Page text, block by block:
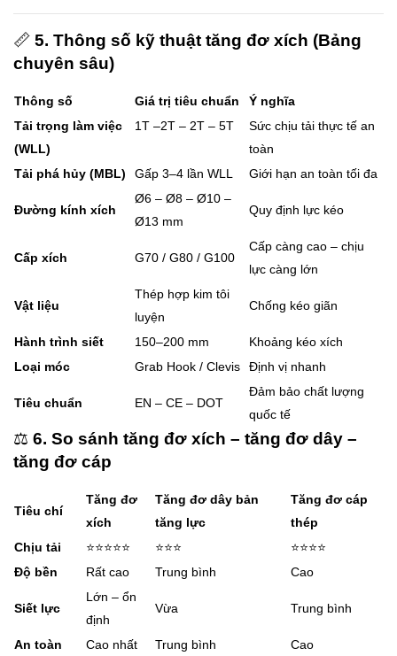
📏 5. Thông số kỹ thuật tăng đơ xích (Bảng
chuyên sâu)
Thông số Giá trị tiêu chuẩn
Ý nghĩa
Tải trọng làm việc
(WLL)
1T –2T – 2T – 5T
Sức chịu tải thực tế an
toàn
Tải phá hủy (MBL)
Gấp 3–4 lần WLL Giới hạn an toàn tối đa
Đường kính xích
Ø6 – Ø8 – Ø10 –
Ø13 mm
Quy định lực kéo
Cấp xích G70 / G80 / G100
Cấp càng cao – chịu
lực càng lớn
Vật liệu
Thép hợp kim tôi
luyện
Chống kéo giãn
Hành trình siết 150–200 mm
Khoảng kéo xích
Loại móc
Grab Hook / Clevis Định vị nhanh
Tiêu chuẩn EN – CE – DOT
Đảm bảo chất lượng
quốc tế
⚖️ 6. So sánh tăng đơ xích – tăng đơ dây –
tăng đơ cáp
Tiêu chí
Tăng đơ
xích
Tăng đơ dây bản
tăng lực
Tăng đơ cáp
thép
Chịu tải
⭐⭐⭐⭐⭐ ⭐⭐⭐
⭐⭐⭐⭐
Độ bền
Rất cao Trung bình Cao
Siết lực
Lớn – ổn
định
Vừa Trung bình
An toàn Cao nhất Trung bình Cao